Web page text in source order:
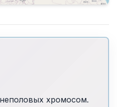
хромосом.